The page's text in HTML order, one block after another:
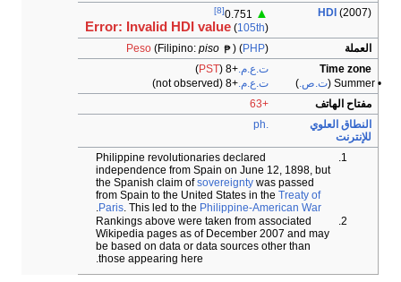
HDI (2007)
▲
[8]
Error: Invalid HDI value(105th)
العملة
Peso(Filipino: piso ) (PHP)
Time zone
ت.ع.م.+8
(
PST
)
• Summer (
ت.ص.) ت.ع.م.+8
(not observed)
مفتاح الهاتف
+63
النطاق العلوي
للإنترنت
.ph
Philippine revolutionaries declared
independence from Spain on June 12, 1898, but
the Spanish claim ofsovereigntywas passed
from Spain to the United States in the Treaty of
Paris. This led to the Philippine-American War
.
Rankings above were taken from associated
Wikipedia pages as of December 2007 and may
be based on data or data sources other than
those appearing here.